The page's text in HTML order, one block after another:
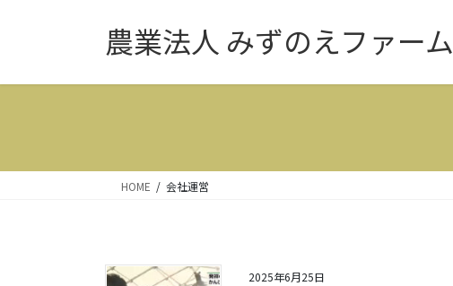
農業法人 みずのえファーム
HOME 会社運営
2025年6月25日